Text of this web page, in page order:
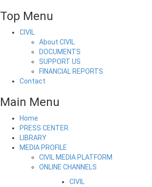
Top Menu
CIVIL
About CIVIL
DOCUMENTS
SUPPORT US
FINANCIAL REPORTS
Contact
Main Menu
Home
PRESS CENTER
LIBRARY
MEDIA PROFILE
CIVIL MEDIA PLATFORM
ONLINE CHANNELS
CIVIL